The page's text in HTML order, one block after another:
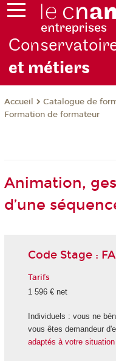
et métiers
Accueil
Catalogue de
Formation de formateur
Animation,
d’une
Code Stage :
Tarifs
1 596 € net
Individuels : vous ne
vous êtes demandeur
adaptés à votre situation